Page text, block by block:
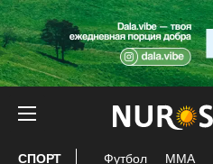
СПОРТ Футбол ММА